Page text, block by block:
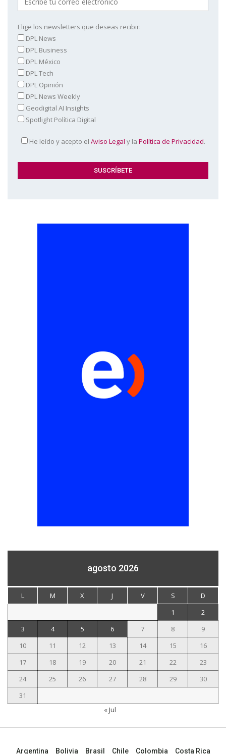
Elige los newsletters que deseas recibir:
DPL News
DPL Business
DPL México
DPL Tech
DPL Opinión
DPL News Weekly
Geodigital AI Insights
Spotlight Política Digital
He leído y acepto el Aviso Legal y la Política de Privacidad.
agosto 2026
L M X J V S
D
1
2
3
4 5 6 7 8
9
10
11 12 13 14 15
16
17
18 19 20 21 22
23
24
25 26 27 28 29
30
31
« Jul
Argentina Bolivia Brasil Chile Colombia Costa Rica